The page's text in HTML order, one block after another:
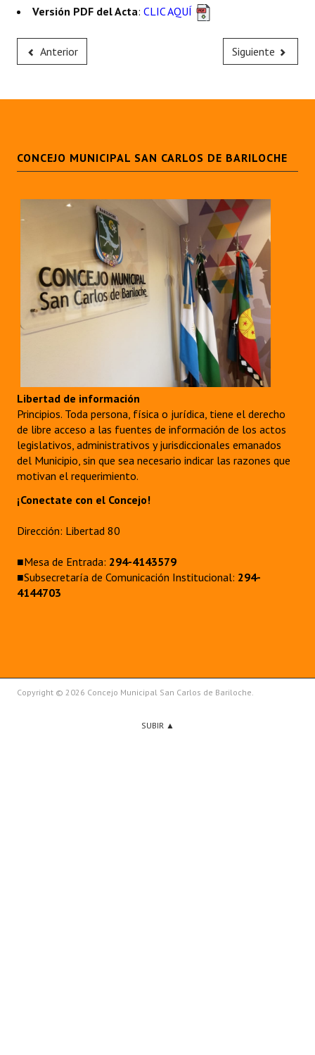
Versión PDF del Acta: CLIC AQUÍ
Anterior Siguiente
CONCEJO MUNICIPAL SAN CARLOS DE BARILOCHE
Libertad de información
Principios. Toda persona, física o jurídica, tiene el derecho
de libre acceso a las fuentes de información de los actos
legislativos, administrativos y jurisdiccionales emanados
del Municipio, sin que sea necesario indicar las razones que
motivan el requerimiento.
¡Conectate con el Concejo!
Dirección: Libertad 80
■Mesa de Entrada: 294-4143579
■Subsecretaría de Comunicación Institucional: 294-
4144703
Copyright © 2026 Concejo Municipal San Carlos de Bariloche.
SUBIR ▲